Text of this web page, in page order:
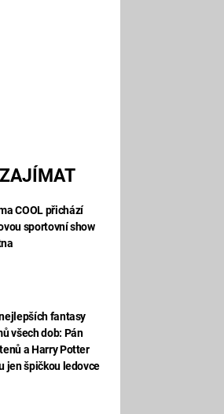
COOL přichází
sportovní show
fantasy
všech dob: Pán
a Harry Potter
jen špičkou ledovce